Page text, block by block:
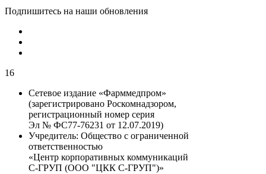
Подпишитесь на наши обновления
16
Сетевое издание «Фарммедпром»
(зарегистрировано Роскомнадзором,
регистрационный номер серия
Эл № ФС77-76231 от 12.07.2019)
Учредитель: Общество с ограниченной
ответственностью
«Центр корпоративных коммуникаций
С-ГРУП (ООО "ЦКК С-ГРУП")»